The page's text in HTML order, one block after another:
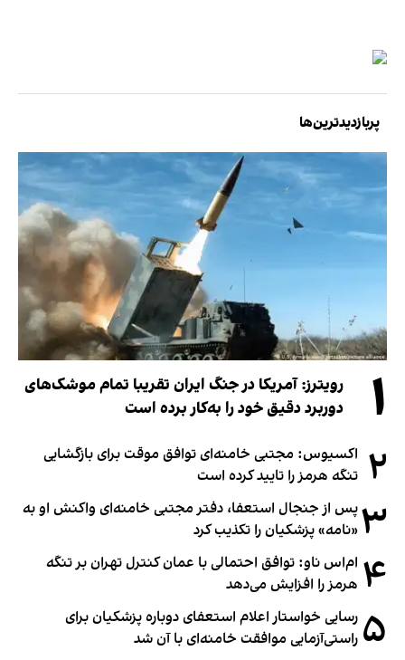
پربازدیدترین‌ها
۱
رویترز: آمریکا در جنگ ایران تقریبا تمام موشک‌های
دوربرد دقیق خود را به‌کار برده است
۲ اکسیوس: مجتبی خامنه‌ای توافق موقت برای بازگشایی
تنگه هرمز را تایید کرده است
۳پس از جنجال استعفا، دفتر مجتبی خامنه‌ای واکنش او به
«نامه» پزشکیان را تکذیب کرد
۴ ام‌اس ناو: توافق احتمالی با عمان کنترل تهران بر تنگه
هرمز را افزایش می‌دهد
۵ رسایی خواستار اعلام استعفای دوباره پزشکیان برای
راستی‌آزمایی موافقت خامنه‌ای با آن شد